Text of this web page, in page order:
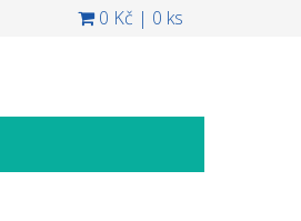
0 Kč | 0 ks